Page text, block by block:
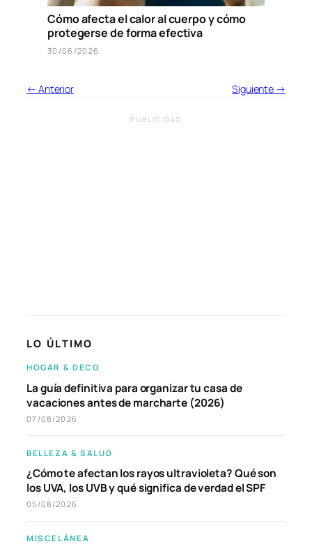
Cómo afecta el calor al cuerpo y cómo
protegerse de forma efectiva
30/06/2026
← Anterior Siguiente →
PUBLICIDAD
LO ÚLTIMO
HOGAR & DECO
La guía definitiva para organizar tu casa de
vacaciones antes de marcharte (2026)
07/08/2026
BELLEZA & SALUD
¿Cómo te afectan los rayos ultravioleta? Qué son
los UVA, los UVB y qué significa de verdad el SPF
05/08/2026
MISCELÁNEA